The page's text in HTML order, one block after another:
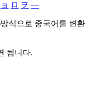
ョ ロ ヲ ―
식으로 중국어를 변환
됩니다.